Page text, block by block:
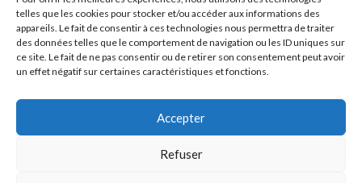
telles que les cookies pour stocker et/ou accéder aux informations des
appareils. Le fait de consentir à ces technologies nous permettra de traiter
des données telles que le comportement de navigation ou les ID uniques sur
ce site. Le fait de ne pas consentir ou de retirer son consentement peut avoir
un effet négatif sur certaines caractéristiques et fonctions.
Accepter
Refuser
CONNEXION